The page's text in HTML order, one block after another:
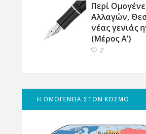
Περί
Αλλαγών,
νέας γενιάς
(Μέρος Α’)
2
Η ΟΜΟΓΕΝΕΙΑ ΣΤΟΝ ΚΟΣΜΟ